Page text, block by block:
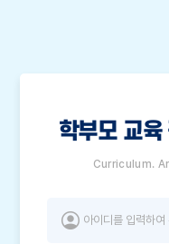
학부모 교
Curriculum.